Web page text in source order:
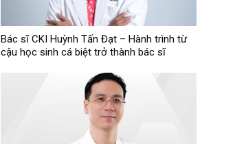
Bác sĩ CKI Huỳnh Tấn Đạt – Hành trình từ
cậu học sinh cá biệt trở thành bác sĩ